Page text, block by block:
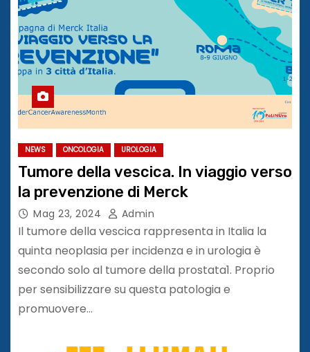
NEWS ONCOLOGIA UROLOGIA
Tumore della vescica. In viaggio verso
la prevenzione di Merck
Mag 23, 2024 Admin
Il tumore della vescica rappresenta in Italia la
quinta neoplasia per incidenza e in urologia è
secondo solo al tumore della prostata1. Proprio
per sensibilizzare su questa patologia e
promuovere…